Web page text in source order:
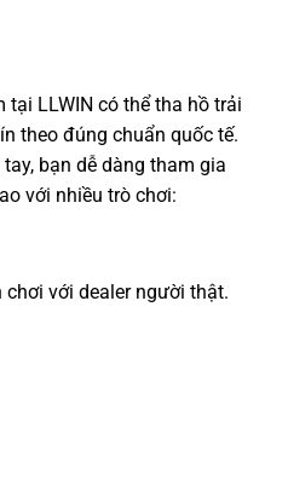
tại LLWIN có thể tha hồ trải
theo đúng chuẩn quốc tế.
bạn dễ dàng tham gia
với nhiều trò chơi:
với dealer người thật.